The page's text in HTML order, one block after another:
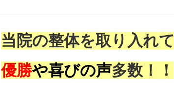
当院の整体を取り入れて
優勝や喜びの声多数！！